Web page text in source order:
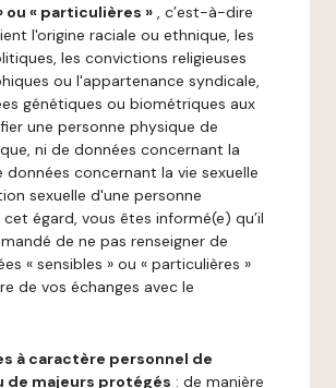
ou « particulières » , c’est-à-dire
l'origine raciale ou ethnique, les
les convictions religieuses
ou l'appartenance syndicale,
génétiques ou biométriques aux
une personne physique de
ni de données concernant la
données concernant la vie sexuelle
sexuelle d'une personne
égard, vous êtes informé(e) qu’il
de ne pas renseigner de
« sensibles » ou « particulières »
de vos échanges avec le
à caractère personnel de
de majeurs protégés : de manière